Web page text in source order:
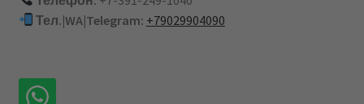
Тел.|WA|Telegram: +79029904090